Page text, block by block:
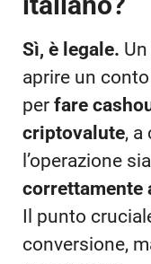
Sì, è legale.
aprire un
per fare
criptovalute, a
l’operazione sia
correttamente
Il punto
conversione,